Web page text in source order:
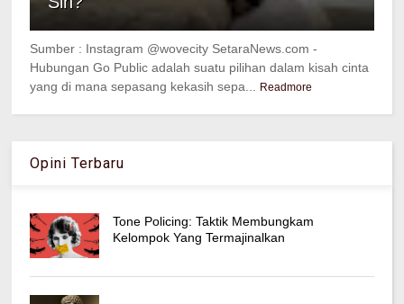
Sumber : Instagram @wovecity SetaraNews.com -
Hubungan Go Public adalah suatu pilihan dalam kisah cinta
yang di mana sepasang kekasih sepa...
Readmore
Opini Terbaru
Tone Policing: Taktik Membungkam
Kelompok Yang Termajinalkan